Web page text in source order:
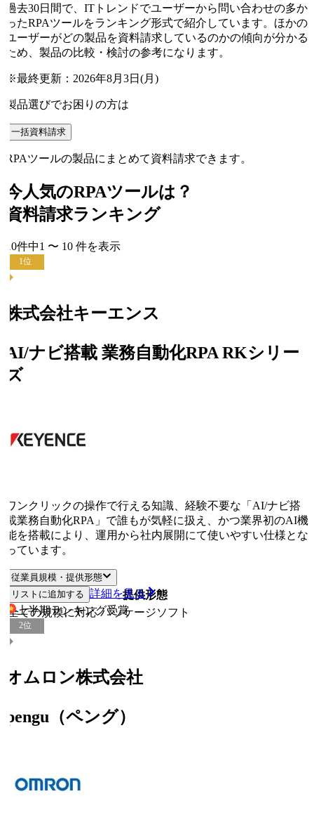
去30日間で、ITトレンドでユーザーから問い合わせの多か
たRPAツールをランキング形式で紹介しています。ほかの
ーザーがどの製品を資料請求しているのかの傾向が分かる
め、製品の比較・検討の参考になります。
最終更新： 2026年8月3日(月)
品選びでお困りの方は
一括資料請求
ツールの製品にまとめて資料請求できます。
人気のRPAツールは？
料請求ランキング
件中1〜10件を表示
位
式会社キーエンス
ナビ搭載 業務自動化RPA RKシリー
ンクリックの操作で行える知識、経験不要な「AI/ナビ搭
業務自動化RPA」で誰もが気軽に扱え、かつ業界初のAI機
を搭載により、運用から社内展開にて使いやすい仕様とな
ています。
従業員規模・提供形態
従業員規模
提供形態
ての規模に対応 パッケージソフト
リストに追加する 詳細を見る
上半期ランキング受賞
位
ムロン株式会社
（ペング）